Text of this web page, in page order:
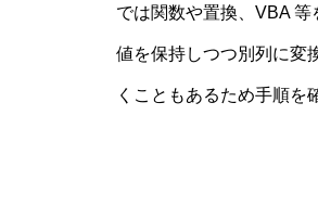
では関数や置換、VBA
値を保持しつつ別列に変
くこともあるため手順を